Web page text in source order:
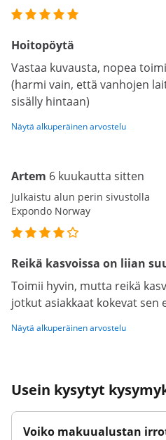
Hoitopöytä
Vastaa kuvausta, nopea
(harmi vain, että vanhojen
sisälly hintaan)
Näytä alkuperäinen arvostelu
Artem 6 kuukautta sitten
Julkaistu alun perin sivustolla
Expondo Norway
Reikä kasvoissa on liian
Toimii hyvin, mutta reikä
jotkut asiakkaat kokevat sen
Näytä alkuperäinen arvostelu
Usein kysytyt
Voiko makuualustan